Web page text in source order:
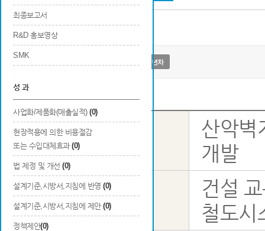
최종보고서
R&D 홍보영상
SMK
성 과
사업화/제품화(매출실적) (0)
현장적용에 의한 비용절감
또는 수입대체효과 (0)
법 제정 및 개선 (0)
설계기준,시방서,지침에 반영 (0)
설계기준,시방서,지침에 제안 (0)
정책제안(0)
과제기본정보
산악용 친환경 운송시스템 기술 실용화 3년차
산악벽
개발
건설
철도시